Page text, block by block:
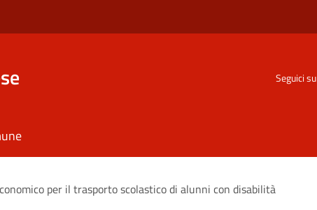
Seguici su
per il trasporto scolastico di alunni con disabilità